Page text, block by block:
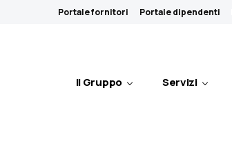
Portale fornitori Portale dipendenti
Il Gruppo Servizi